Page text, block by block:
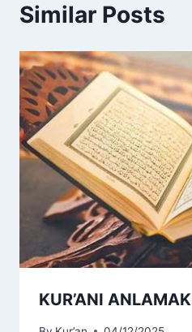
Similar Posts
KUR’ANI ANLAMAK